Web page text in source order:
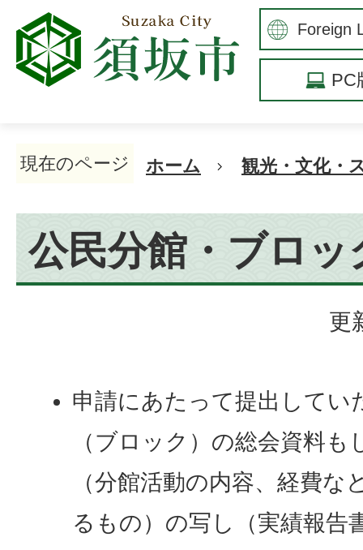
PC
現在のページ ホーム 観光・文化・
公民分館・ブロッ
更
申請にあたって提出してい
（ブロック）の総会資料
（分館活動の内容、経費
るもの）の写し（実績報告